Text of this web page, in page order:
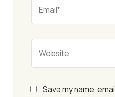
Save my name,